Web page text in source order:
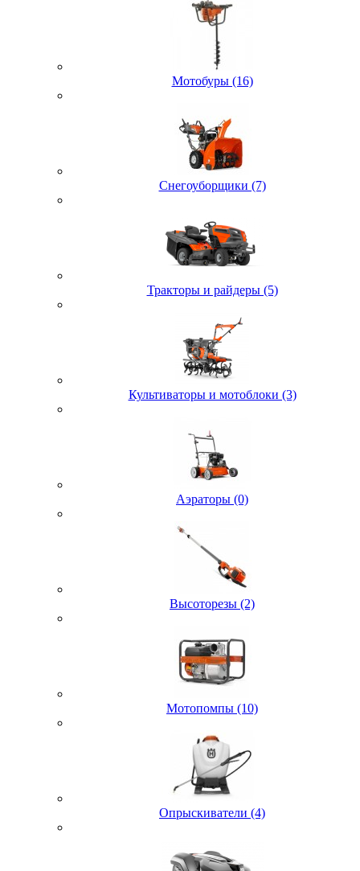
Мотобуры (16)
Снегоуборщики (7)
Тракторы и райдеры (5)
Культиваторы и мотоблоки (3)
Аэраторы (0)
Высоторезы (2)
Мотопомпы (10)
Опрыскиватели (4)